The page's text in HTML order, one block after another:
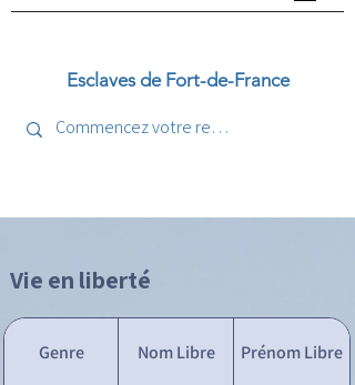
Esclaves de Fort-de-France
Vie en liberté
Genre Nom Libre Prénom Libre